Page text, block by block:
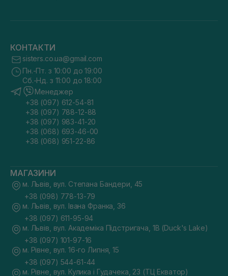
КОНТАКТИ
sisters.co.ua@gmail.com
Пн.-Пт. з 10:00 до 19:00
Сб.-Нд. з 11:00 до 18:00
Менеджер
+38 (097) 612-54-81
+38 (097) 788-12-88
+38 (097) 983-41-20
+38 (068) 693-46-00
+38 (068) 951-22-86
МАГАЗИНИ
м. Львів, вул. Степана Бандери, 45
+38 (098) 778-13-79
м. Львів, вул. Івана Франка, 36
+38 (097) 611-95-94
м. Львів, вул. Академіка Підстригача, 1В (Duck's Lake)
+38 (097) 101-97-16
м. Рівне, вул. 16-го Липня, 15
+38 (097) 544-61-44
м. Рівне, вул. Кулика і Гудачека, 23 (ТЦ Екватор)